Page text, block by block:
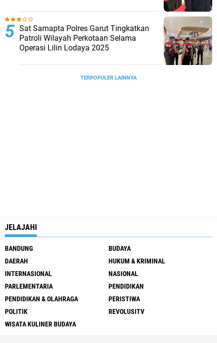
Sat Samapta Polres Garut Tingkatkan
Patroli Wilayah Perkotaan Selama
Operasi Lilin Lodaya 2025
TERPOPULER LAINNYA
JELAJAHI
BANDUNG
BUDAYA
DAERAH
HUKUM & KRIMINAL
INTERNASIONAL
NASIONAL
PARLEMENTARIA
PENDIDIKAN
PENDIDIKAN & OLAHRAGA
PERISTIWA
POLITIK
REVOLUSITV
WISATA KULINER BUDAYA